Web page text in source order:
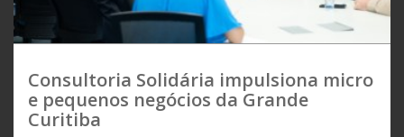
Consultoria Solidária impulsiona micro
e pequenos negócios da Grande
Curitiba